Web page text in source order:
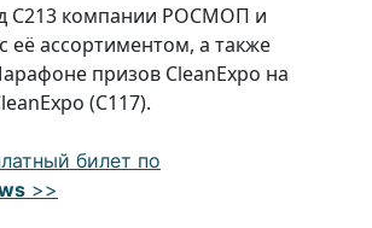
С213 компании РОСМОП и
её ассортиментом, а также
призов CleanExpo на
(C117).
билет по
>>